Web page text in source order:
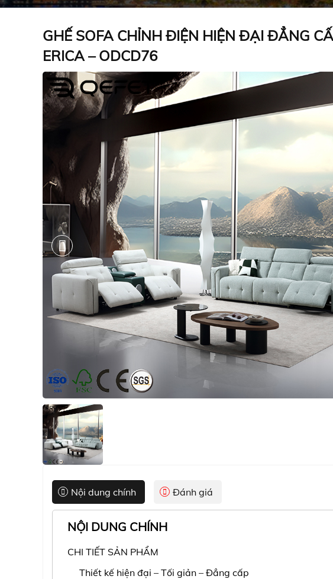
GHẾ SOFA CHỈNH ĐIỆN HIỆN ĐẠI ĐẲNG
ERICA – ODCD76
Nội dung chính Đánh giá
NỘI DUNG CHÍNH
CHI TIẾT SẢN PHẨM
Thiết kế hiện đại – Tối giản – Đẳng cấp